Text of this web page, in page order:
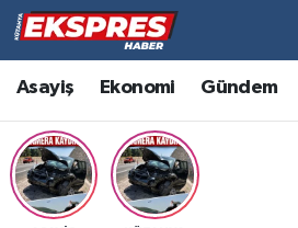
Asayiş Ekonomi Gündem
Altıntaş
Asayiş
Aslanapa
Hava Durumu
Trafik Durumu
Süper Lig Puan Durumu ve